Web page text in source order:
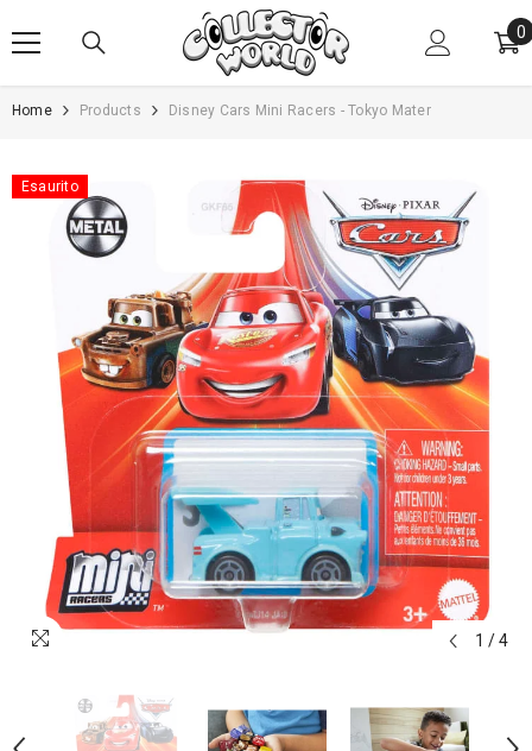
0
0
Home Products Disney Cars Mini Racers - Tokyo Mater
Esaurito
1 / 4